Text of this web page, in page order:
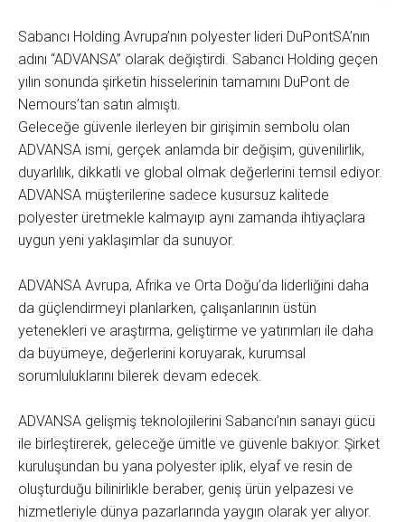
Sabancı Holding Avrupa’nın polyester lideri DuPontSA’nın
adını ‘‘ADVANSA’’ olarak değiştirdi. Sabancı Holding geçen
yılın sonunda şirketin hisselerinin tamamını DuPont de
Nemours’tan satın almıştı.
Geleceğe güvenle ilerleyen bir girişimin sembolu olan
ADVANSA ismi, gerçek anlamda bir değişim, güvenilirlik,
duyarlılık, dikkatli ve global olmak değerlerini temsil ediyor.
ADVANSA müşterilerine sadece kusursuz kalitede
polyester üretmekle kalmayıp aynı zamanda ihtiyaçlara
uygun yeni yaklaşımlar da sunuyor.
ADVANSA Avrupa, Afrika ve Orta Doğu’da liderliğini daha
da güçlendirmeyi planlarken, çalışanlarının üstün
yetenekleri ve araştırma, geliştirme ve yatırımları ile daha
da büyümeye, değerlerini koruyarak, kurumsal
sorumluluklarını bilerek devam edecek.
ADVANSA gelişmiş teknolojilerini Sabancı’nın sanayi gücü
ile birleştirerek, geleceğe ümitle ve güvenle bakıyor. Şirket
kuruluşundan bu yana polyester iplik, elyaf ve resin de
oluşturduğu bilinirlikle beraber, geniş ürün yelpazesi ve
hizmetleriyle dünya pazarlarında yaygın olarak yer alıyor.